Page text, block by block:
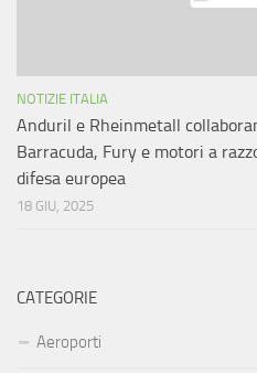
NOTIZIE ITALIA
Anduril e Rheinmetall
Barracuda, Fury e motori a
difesa europea
18 GIU, 2025
CATEGORIE
Aeroporti